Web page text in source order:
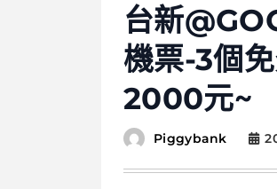
台新
機票-3個
2000元~
Piggybank